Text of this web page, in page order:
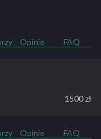
Opinie FAQ
1500 zł
Opinie FAQ